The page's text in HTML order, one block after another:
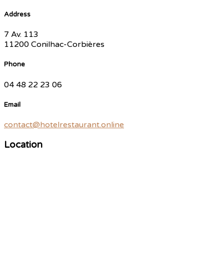
Address
7 Av. 113
11200 Conilhac-Corbières
Phone
04 48 22 23 06
Email
contact@hotelrestaurant.online
Location